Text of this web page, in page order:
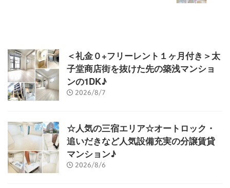
＜礼金０+フリーレント１ヶ月付き＞太
子堂商店街を抜けた先の築浅マンショ
ンの1DK♪
2026/8/7
☆人気の三宿エリア☆オートロック・
追いだきなど人気設備充実の分譲賃貸
マンション♪
2026/8/6